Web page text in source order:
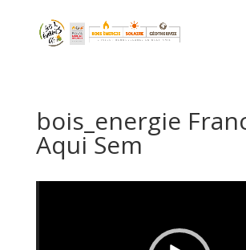
bois_energie
Aqui Sem